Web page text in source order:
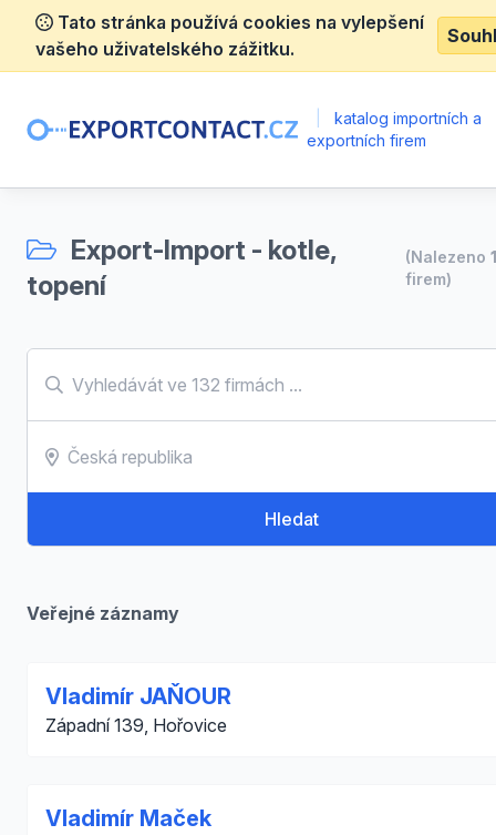
Tato stránka používá cookies na vylepšení
vašeho uživatelského zážitku.
katalog importních a
exportních firem
Export-Import - kotle,
topení
(Nalezeno
firem)
Hledat
Veřejné záznamy
Vladimír JAŇOUR
Západní 139, Hořovice
Vladimír Maček